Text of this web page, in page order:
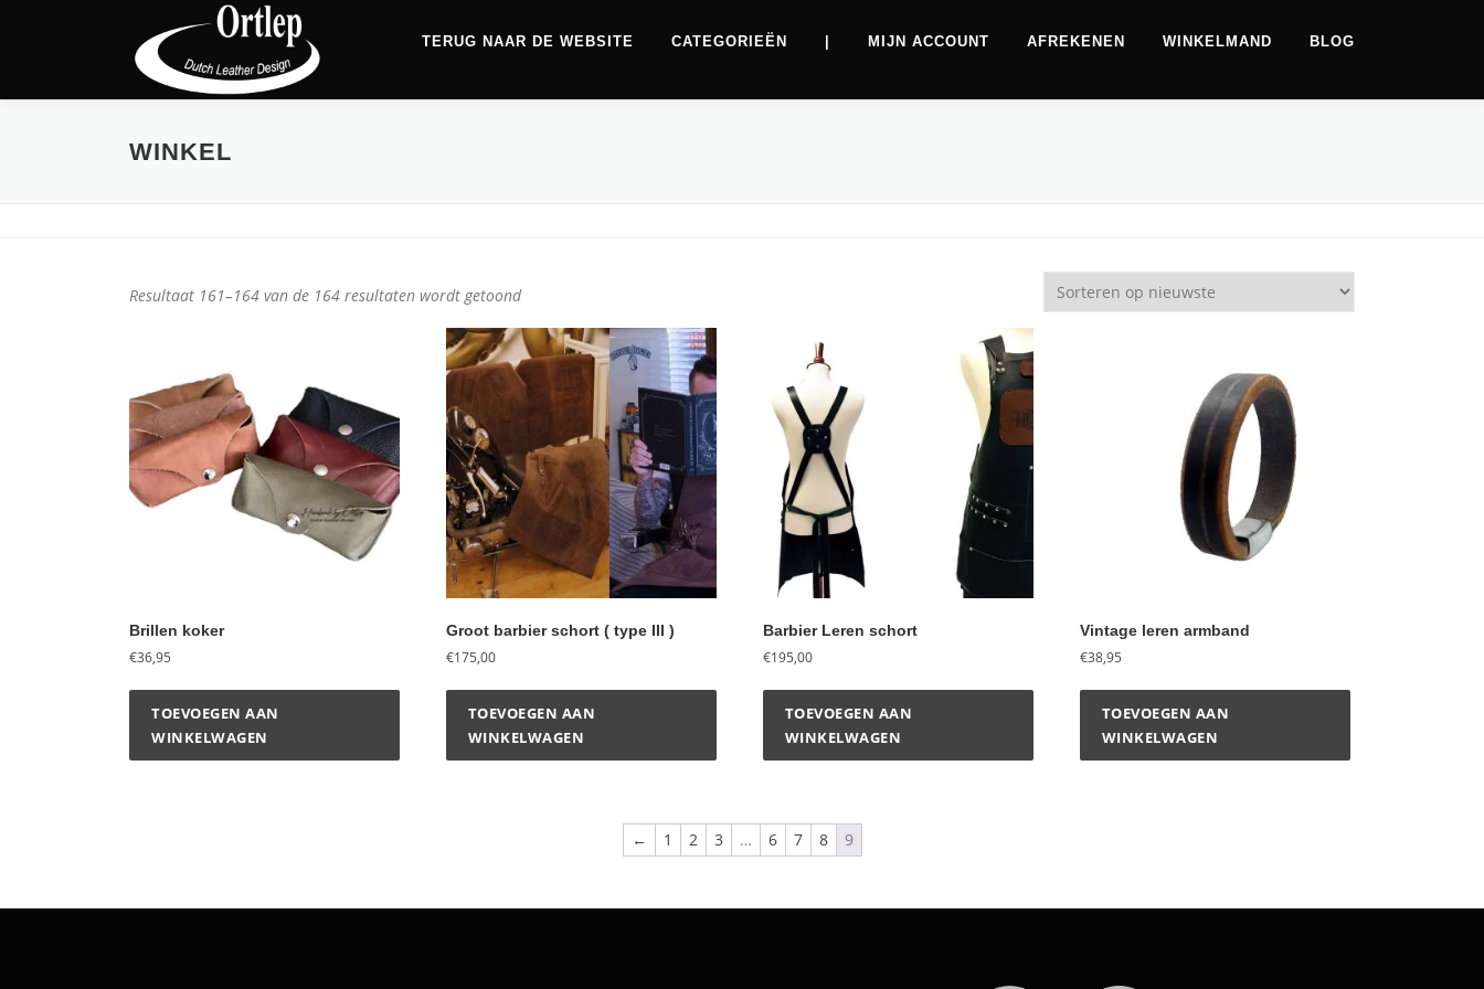
TERUG NAAR DE WEBSITE CATEGORIEËN
Aanbiedingen
MIJN ACCOUNT AFREKENEN WINKELMAND BLOG
WINKEL
Resultaat 161–164 van de 164 resultaten wordt getoond
Brillen koker
€36,95
TOEVOEGEN AAN
WINKELWAGEN
Groot barbier schort ( type III )
€175,00
TOEVOEGEN AAN
WINKELWAGEN
Barbier Leren schort
€195,00
TOEVOEGEN AAN
WINKELWAGEN
Vintage leren armband
€38,95
TOEVOEGEN AAN
WINKELWAGEN
← 1 2 3 … 6 7 8 9